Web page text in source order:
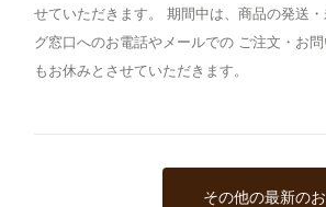
せていただきます。 期間中は、商品の発送
グ窓口へのお電話やメールでの ご注文・お
もお休みとさせていただきます。
その他の最新の